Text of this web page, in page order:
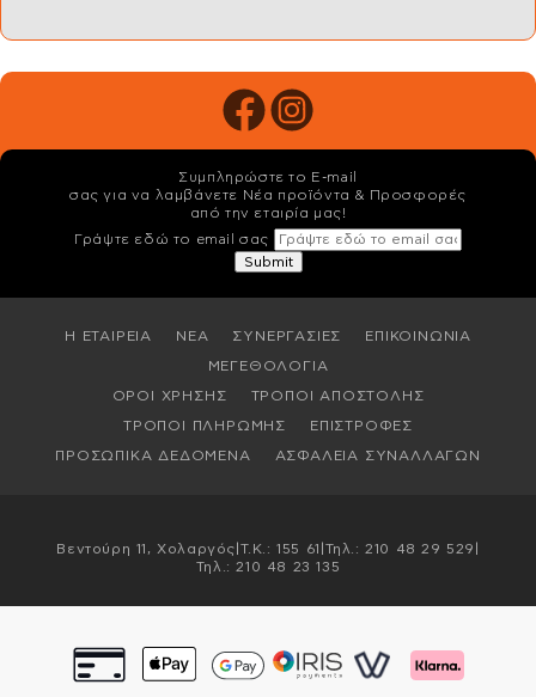
Συμπληρώστε το E-mail
σας για να λαμβάνετε Νέα προϊόντα & Προσφορές
από την εταιρία μας!
Γράψτε εδώ το email σας
Η ΕΤΑΙΡΕΙΑ ΝΕΑ ΣΥΝΕΡΓΑΣΙΕΣ ΕΠΙΚΟΙΝΩΝΙΑ
ΜΕΓΕΘΟΛΟΓΙΑ
ΟΡΟΙ ΧΡΗΣΗΣ ΤΡΟΠΟΙ ΑΠΟΣΤΟΛΗΣ
ΤΡΟΠΟΙ ΠΛΗΡΩΜΗΣ ΕΠΙΣΤΡΟΦΕΣ
ΠΡΟΣΩΠΙΚΑ ΔΕΔΟΜΕΝΑ ΑΣΦΑΛΕΙΑ ΣΥΝΑΛΛΑΓΩΝ
Βεντούρη 11, Χολαργός T.K.: 155 61 Τηλ.:210 48 29 529
Τηλ.:210 48 23 135